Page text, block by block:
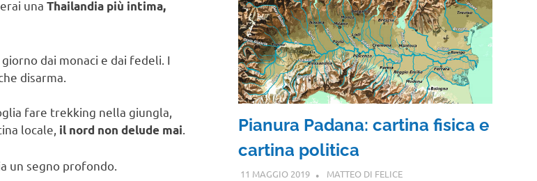
una Thailandia più intima,
dai monaci e dai fedeli. I
disarma.
fare trekking nella giungla,
locale, il nord non delude mai.
un segno profondo.
Pianura Padana: cartina fisica e
cartina politica
11 MAGGIO 2019 MATTEO DI FELICE